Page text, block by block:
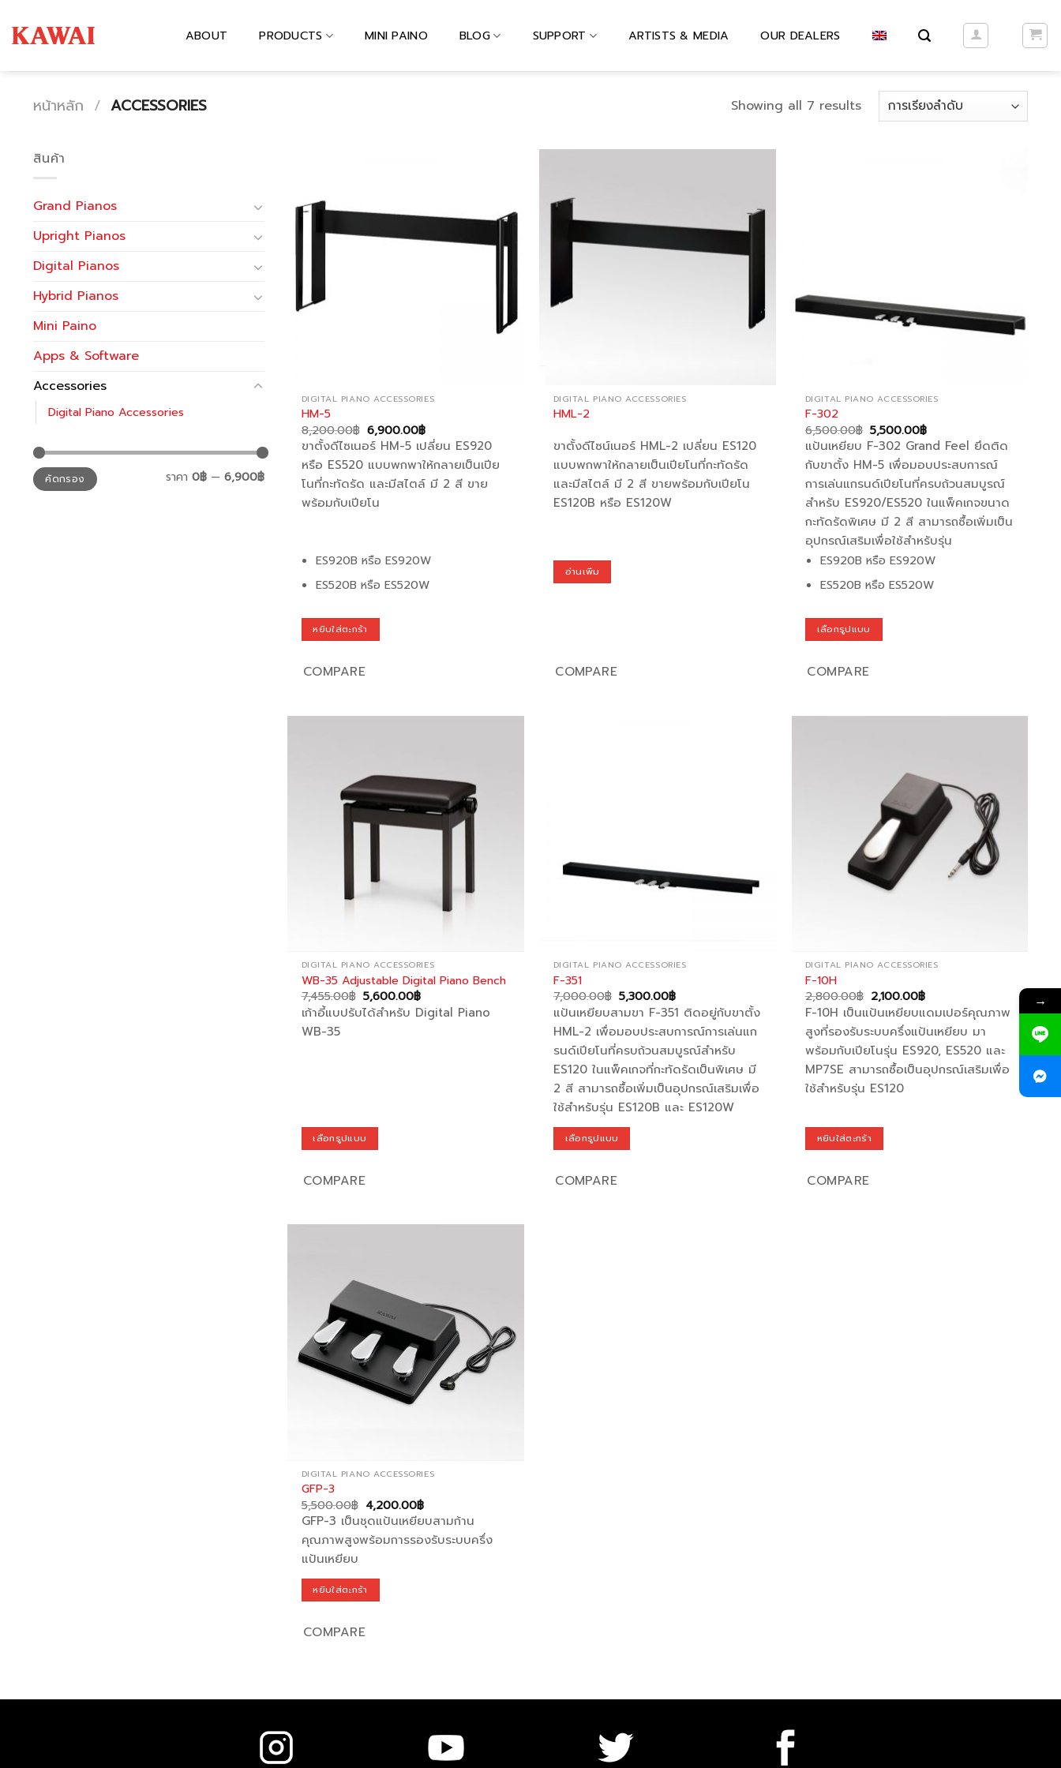
to
content
ABOUT PRODUCTS MINI PAINO BLOG SUPPORT ARTISTS & MEDIA OUR DEALERS
หน้าหลัก / ACCESSORIES Showing all 7 results
สินค้า
Grand Pianos
Upright Pianos
Digital Pianos
Hybrid Pianos
Mini Paino
Apps & Software
Accessories
Digital Piano Accessories
ราคา
ต่ำ
สุด
ราคา
สูงสุดคัดกรอง ราคา 0฿— 6,900฿
DIGITAL PIANO ACCESSORIES
HM-5
8,200.00฿ Original
price
was:
8,200.00฿.
6,900.00฿Current
price
is:
6,900.00฿.
ขาตั้งดีไซเนอร์ HM-5 เปลี่ยน ES920
หรือ ES520 แบบพกพาให้กลายเป็นเปีย
โนที่กะทัดรัด และมีสไตล์ มี 2 สี ขาย
พร้อมกับเปียโน
ES920B หรือ ES920W
ES520B หรือ ES520W
หยิบใส่ตะกร้า
COMPARE
DIGITAL PIANO ACCESSORIES
HML-2
ขาตั้งดีไซน์เนอร์ HML-2 เปลี่ยน ES120
แบบพกพาให้กลายเป็นเปียโนที่กะทัดรัด
และมีสไตล์ มี 2 สี ขายพร้อมกับเปียโน
ES120B หรือ ES120W
อ่านเพิ่ม
COMPARE
DIGITAL PIANO ACCESSORIES
F-302
6,500.00฿ Original
price
was:
6,500.00฿.
5,500.00฿Current
price
is:
5,500.00฿.
แป้นเหยียบ F-302 Grand Feel ยึดติด
กับขาตั้ง HM-5 เพื่อมอบประสบการณ์
การเล่นแกรนด์เปียโนที่ครบถ้วนสมบูรณ์
สำหรับ ES920/ES520 ในแพ็คเกจขนาด
กะทัดรัดพิเศษ มี 2 สี สามารถซื้อเพิ่มเป็น
อุปกรณ์เสริมเพื่อใช้สำหรับรุ่น
ES920B หรือ ES920W
ES520B หรือ ES520W
เลือกรูปแบบ
product
variants.
product
COMPARE
DIGITAL PIANO ACCESSORIES
WB-35 Adjustable Digital Piano Bench
7,455.00฿ Original
price
was:
5,600.00฿Current
price
is:
เก้าอี้แบปรับได้สำหรับ Digital Piano
WB-35
เลือกรูปแบบ
product
variants.
chosen
on
the
product
COMPARE
DIGITAL PIANO ACCESSORIES
F-351
7,000.00฿ Original
price
was:
7,000.00฿.
5,300.00฿Current
price
is:
5,300.00฿.
แป้นเหยียบสามขา F-351 ติดอยู่กับขาตั้ง
HML-2 เพื่อมอบประสบการณ์การเล่นแก
รนด์เปียโนที่ครบถ้วนสมบูรณ์สำหรับ
ES120 ในแพ็คเกจที่กะทัดรัดเป็นพิเศษ มี
2 สี สามารถซื้อเพิ่มเป็นอุปกรณ์เสริมเพื่อ
ใช้สำหรับรุ่น ES120B และ ES120W
เลือกรูปแบบ
product
COMPARE
DIGITAL PIANO ACCESSORIES
F-10H
2,800.00฿ Original
price
was:
2,800.00฿.
2,100.00฿Current
price
is:
2,100.00฿.
F-10H เป็นแป้นเหยียบแดมเปอร์คุณภาพ
สูงที่รองรับระบบครึ่งแป้นเหยียบ มา
พร้อมกับเปียโนรุ่น ES920, ES520 และ
MP7SE สามารถซื้อเป็นอุปกรณ์เสริมเพื่อ
ใช้สำหรับรุ่น ES120
หยิบใส่ตะกร้า
COMPARE
DIGITAL PIANO ACCESSORIES
GFP-3
5,500.00฿ Original
price
was:
5,500.00฿.
4,200.00฿Current
price
is:
4,200.00฿.
GFP-3 เป็นชุดแป้นเหยียบสามก้าน
คุณภาพสูงพร้อมการรองรับระบบครึ่ง
แป้นเหยียบ
หยิบใส่ตะกร้า
COMPARE
→